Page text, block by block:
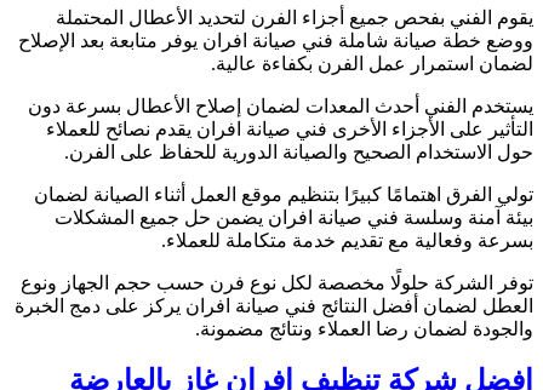
يقوم الفني بفحص جميع أجزاء الفرن لتحديد الأعطال المحتملة
ووضع خطة صيانة شاملة فني صيانة افران يوفر متابعة بعد الإصلاح
لضمان استمرار عمل الفرن بكفاءة عالية.
يستخدم الفني أحدث المعدات لضمان إصلاح الأعطال بسرعة دون
التأثير على الأجزاء الأخرى فني صيانة افران يقدم نصائح للعملاء
حول الاستخدام الصحيح والصيانة الدورية للحفاظ على الفرن.
تولي الفرق اهتمامًا كبيرًا بتنظيم موقع العمل أثناء الصيانة لضمان
بيئة آمنة وسلسة فني صيانة افران يضمن حل جميع المشكلات
بسرعة وفعالية مع تقديم خدمة متكاملة للعملاء.
توفر الشركة حلولًا مخصصة لكل نوع فرن حسب حجم الجهاز ونوع
العطل لضمان أفضل النتائج فني صيانة افران يركز على دمج الخبرة
والجودة لضمان رضا العملاء ونتائج مضمونة.
افضل شركة تنظيف افران غاز بالعارضة